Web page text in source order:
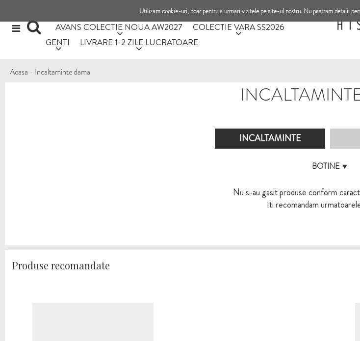
Utilizam cookie-uri, doar pentru a urmari vizitele pe site-ul nostru. Nu pastram detalii
AVANS COLECTIE NOUA AW2027
COLECTIE VARA SS2026
GENTI
LIVRARE 1-2 ZILE LUCRATOARE
Acasa - Incaltaminte dama
INCALTAMINTE
BOTINE
Nu s-au gasit produse conform
Iti recomandam
Produse recomandate